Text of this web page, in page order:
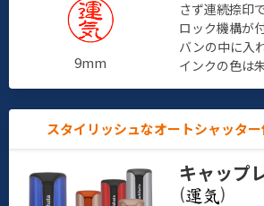
9mm
さず連続捺印
ロック機構が
バンの中に入
インクの色は
スタイリッシュなオートシャッター
キャップ
(
)